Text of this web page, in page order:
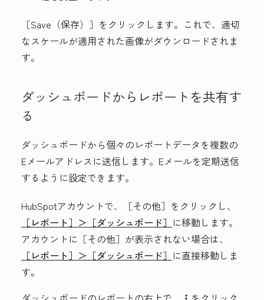
［Save（保存）］ をクリックします。これで、適切
なスケールが適用された画像がダウンロードされま
す。
ダッシュボードからレポートを共有す
る
ダッシュボードから個々のレポートデータを複数の
Eメールアドレスに送信します。Eメールを定期送信
するように設定できます。
HubSpotアカウントで、
［その他］をクリックし、
［レポート］＞ ［ダッシュボード］ に移動します。
アカウントに ［その他］が表示されない場合は、
［レポート］＞ ［ダッシュボード］ に直接移動しま
す。